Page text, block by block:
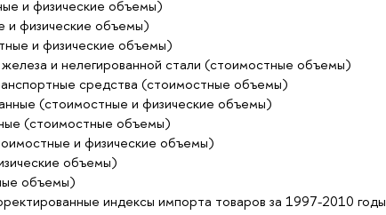
и физические объемы)
и физические объемы)
и физические объемы)
и нелегированной стали (стоимостные объемы)
средства (стоимостные объемы)
(стоимостные и физические объемы)
(стоимостные объемы)
и физические объемы)
объемы)
объемы)
индексы импорта товаров за 1997-2010 годы